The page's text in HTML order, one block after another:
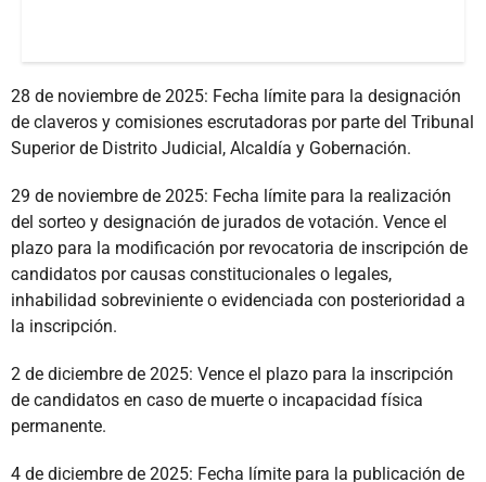
28 de noviembre de 2025: Fecha límite para la designación
de claveros y comisiones escrutadoras por parte del Tribunal
Superior de Distrito Judicial, Alcaldía y Gobernación.
29 de noviembre de 2025: Fecha límite para la realización
del sorteo y designación de jurados de votación. Vence el
plazo para la modificación por revocatoria de inscripción de
candidatos por causas constitucionales o legales,
inhabilidad sobreviniente o evidenciada con posterioridad a
la inscripción.
2 de diciembre de 2025: Vence el plazo para la inscripción
de candidatos en caso de muerte o incapacidad física
permanente.
4 de diciembre de 2025: Fecha límite para la publicación de